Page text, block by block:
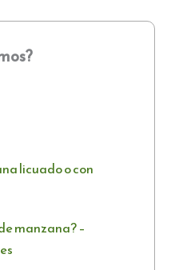
licuado o con
manzana? –